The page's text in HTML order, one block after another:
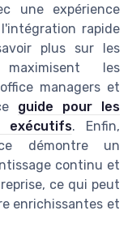
une expérience
rapide
plus sur les
les
managers et
guide pour les
exécutifs. Enfin,
démontre un
continu et
ce qui peut
enrichissantes et